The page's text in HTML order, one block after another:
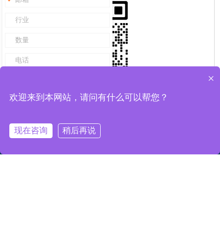
×
欢迎来到本网站，请问有什么可以帮您？
现在咨询 稍后再说